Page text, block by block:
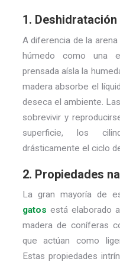
1.
A diferencia de la
húmedo como una
prensada aísla la
madera absorbe el
deseca el ambiente.
sobrevivir y
superficie, los
drásticamente el ciclo
2. Propiedades
La gran mayoría de
gatos está elaborado
madera de coníferas
que actúan como
Estas propiedades